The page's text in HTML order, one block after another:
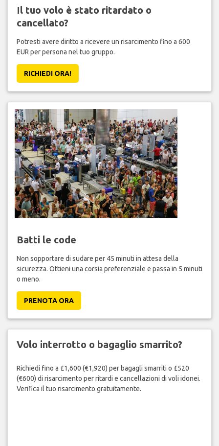
Il tuo volo è stato ritardato o
cancellato?
Potresti avere diritto a ricevere un risarcimento fino a 600
EUR per persona nel tuo gruppo.
RICHIEDI ORA!
Batti le code
Non sopportare di sudare per 45 minuti in attesa della
sicurezza. Ottieni una corsia preferenziale e passa in 5 minuti
o meno.
PRENOTA ORA
Volo interrotto o bagaglio smarrito?
Richiedi fino a £1,600 (€1,920) per bagagli smarriti o £520
(€600) di risarcimento per ritardi e cancellazioni di voli idonei.
Verifica il tuo risarcimento gratuitamente.